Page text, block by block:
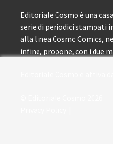
Editoriale Cosmo è una
serie di periodici stampati
alla linea Cosmo Comics,
infine, propone, con i due
Editoriale Cosmo è attiva